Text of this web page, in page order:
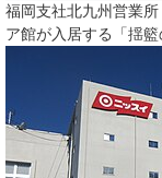
福岡支社北九州営業
ア館が入居する「揺